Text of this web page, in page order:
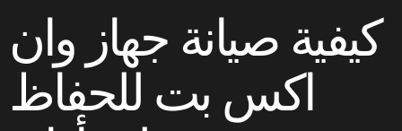
كيفية صيانة جهاز وان
اكس بت للحفاظ